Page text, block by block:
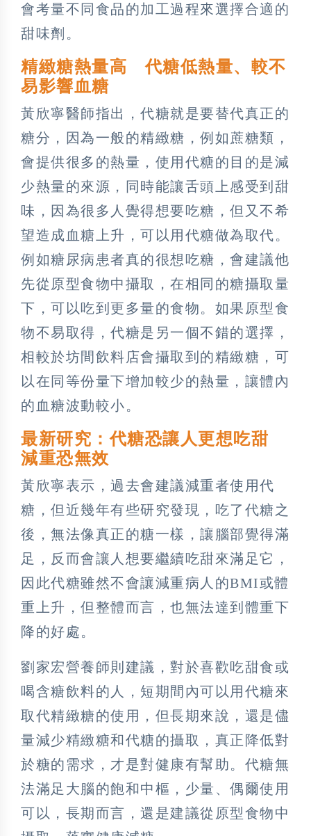
會考量不同食品的加工過程來選擇合適的
甜味劑。
精緻糖熱量高 代糖低熱量、較不
易影響血糖
黃欣寧醫師指出，代糖就是要替代真正的
糖分，因為一般的精緻糖，例如蔗糖類，
會提供很多的熱量，使用代糖的目的是減
少熱量的來源，同時能讓舌頭上感受到甜
味，因為很多人覺得想要吃糖，但又不希
望造成血糖上升，可以用代糖做為取代。
例如糖尿病患者真的很想吃糖，會建議他
先從原型食物中攝取，在相同的糖攝取量
下，可以吃到更多量的食物。如果原型食
物不易取得，代糖是另一個不錯的選擇，
相較於坊間飲料店會攝取到的精緻糖，可
以在同等份量下增加較少的熱量，讓體內
的血糖波動較小。
最新研究：代糖恐讓人更想吃甜
減重恐無效
黃欣寧表示，過去會建議減重者使用代
糖，但近幾年有些研究發現，吃了代糖之
後，無法像真正的糖一樣，讓腦部覺得滿
足，反而會讓人想要繼續吃甜來滿足它，
因此代糖雖然不會讓減重病人的BMI或體
重上升，但整體而言，也無法達到體重下
降的好處。
劉家宏營養師則建議，對於喜歡吃甜食或
喝含糖飲料的人，短期間內可以用代糖來
取代精緻糖的使用，但長期來說，還是儘
量減少精緻糖和代糖的攝取，真正降低對
於糖的需求，才是對健康有幫助。代糖無
法滿足大腦的飽和中樞，少量、偶爾使用
可以，長期而言，還是建議從原型食物中